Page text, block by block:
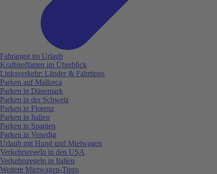
Fahrangst im Urlaub
Kraftstoffarten im Überblick
Linksverkehr: Länder & Fahrtipps
Parken auf Mallorca
Parken in Dänemark
Parken in der Schweiz
Parken in Florenz
Parken in Italien
Parken in Spanien
Parken in Venedig
Urlaub mit Hund und Mietwagen
Verkehrsregeln in den USA
Verkehrsregeln in Italien
Weitere Mietwagen-Tipps